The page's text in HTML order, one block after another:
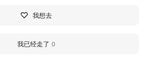
我想去
我已经走了 0